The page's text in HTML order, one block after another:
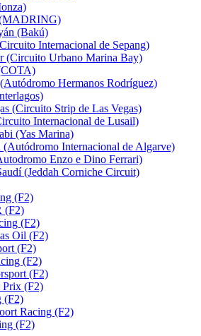
(MADRING)
(Bakú)
Internacional de Sepang)
(Circuito Urbano Marina Bay)
Hermanos Rodríguez)
(Circuito Strip de Las Vegas)
Internacional de Lusail)
(Yas Marina)
(Autódromo Internacional de Algarve)
Enzo e Dino Ferrari)
(Jeddah Corniche Circuit)
(F2)
(F2)
(F2)
Oil (F2)
(F2)
(F2)
(F2)
Prix (F2)
(F2)
Racing (F2)
(F2)